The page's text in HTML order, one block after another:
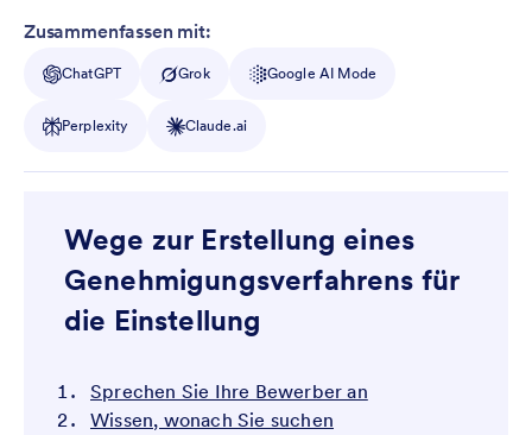
Zusammenfassen mit:
ChatGPT Grok Google AI Mode
Perplexity Claude.ai
Wege zur Erstellung eines
Genehmigungsverfahrens für
die Einstellung
Sprechen Sie Ihre Bewerber an
Wissen, wonach Sie suchen